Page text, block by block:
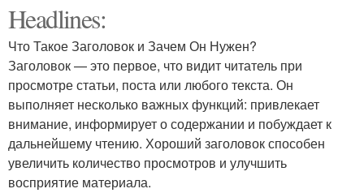
Headlines:
Что Такое Заголовок и Зачем Он Нужен?
Заголовок — это первое, что видит читатель при
просмотре статьи, поста или любого текста. Он
выполняет несколько важных функций: привлекает
внимание, информирует о содержании и побуждает к
дальнейшему чтению. Хороший заголовок способен
увеличить количество просмотров и улучшить
восприятие материала.